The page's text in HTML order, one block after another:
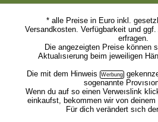
* alle Preise in Euro inkl.
Versandkosten. Verfügbarkeit und
erfragen.
Die angezeigten Preise können
Aktualısıerung beim jeweiligen
Die mit dem Hinweis
sogenannte
Wenn du auf so einen Verweıslink
einkaufst, bekommen wir von deinem
Für dich verändert sıch